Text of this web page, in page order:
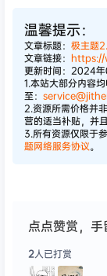
温馨提示：
文章标题： 极主题
文章链接： https://
更新时间：2024
1.本站大部分内容
至：
2.资源所需价格并
营的适当补贴，并
3.所有资源仅限于
题网络服务协议。
点点赞赏，手
2人已打赏